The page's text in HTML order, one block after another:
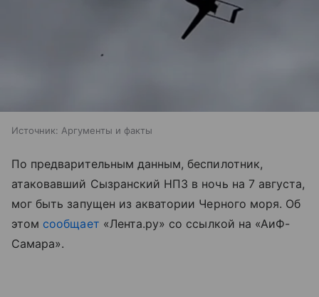
Источник: Аргументы и факты
По предварительным данным, беспилотник,
атаковавший Сызранский НПЗ в ночь на 7 августа,
мог быть запущен из акватории Черного моря. Об
этом сообщает «Лента.ру» со ссылкой на «АиФ-
Самара».